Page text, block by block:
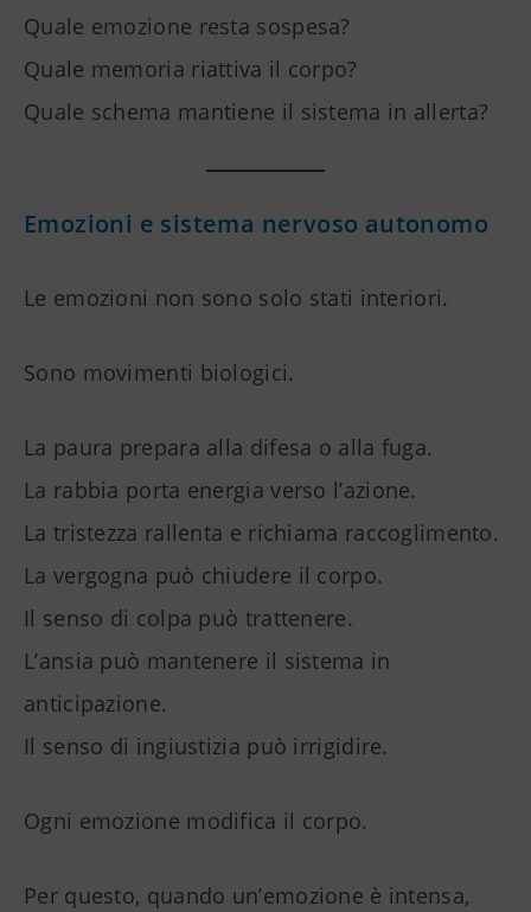
Quale emozione resta sospesa?
Quale memoria riattiva il corpo?
Quale schema mantiene il sistema in allerta?
Emozioni e sistema nervoso autonomo
Le emozioni non sono solo stati interiori.
Sono movimenti biologici.
La paura prepara alla difesa o alla fuga.
La rabbia porta energia verso l’azione.
La tristezza rallenta e richiama raccoglimento.
La vergogna può chiudere il corpo.
Il senso di colpa può trattenere.
L’ansia può mantenere il sistema in
anticipazione.
Il senso di ingiustizia può irrigidire.
Ogni emozione modifica il corpo.
Per questo, quando un’emozione è intensa,